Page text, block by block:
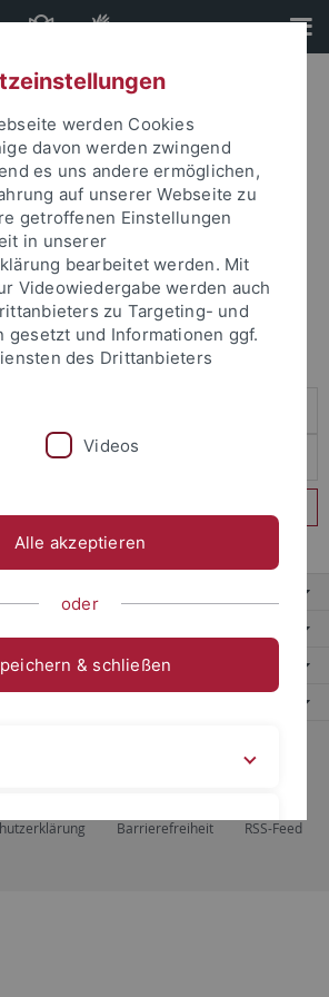
und Ihr Passwort an um sich
Tübingen, Tübingen
Barrierefreiheit RSS-Feed
werden Cookies
davon werden zwingend
es uns andere ermöglichen,
auf unserer Webseite zu
getroffenen Einstellungen
in unserer
bearbeitet werden. Mit
Videowiedergabe werden auch
zu Targeting- und
gesetzt und Informationen ggf.
des Drittanbieters
Videos
Alle akzeptieren
oder
& schließen